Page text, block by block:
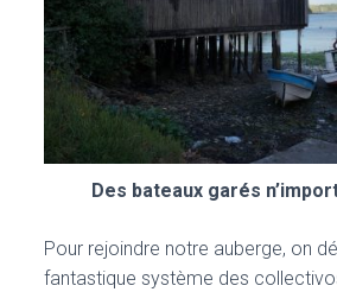
Des bateaux garés
Pour rejoindre notre auberge, on
fantastique système des